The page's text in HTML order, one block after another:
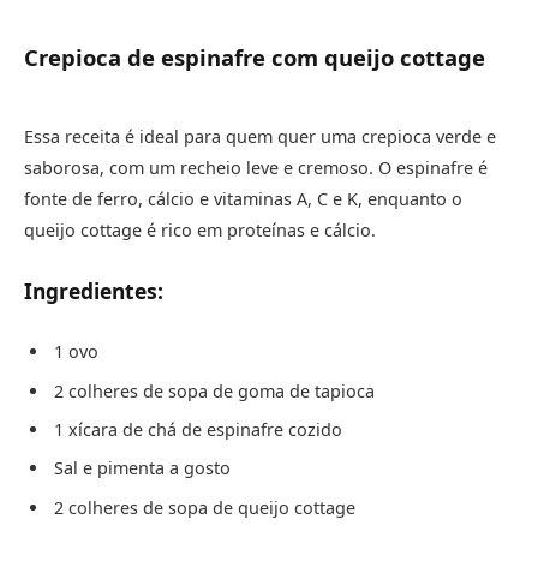
Crepioca de espinafre com queijo cottage
Essa receita é ideal para quem quer uma crepioca verde e
saborosa, com um recheio leve e cremoso. O espinafre é
fonte de ferro, cálcio e vitaminas A, C e K, enquanto o
queijo cottage é rico em proteínas e cálcio.
Ingredientes:
1 ovo
2 colheres de sopa de goma de tapioca
1 xícara de chá de espinafre cozido
Sal e pimenta a gosto
2 colheres de sopa de queijo cottage